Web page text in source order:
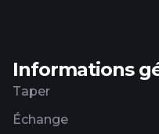
Informations
Taper
Échange